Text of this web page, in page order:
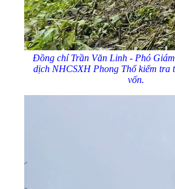
Đồng chí Trần Văn Linh - Phó
dịch NHCSXH Phong Thổ kiểm tra
vốn.